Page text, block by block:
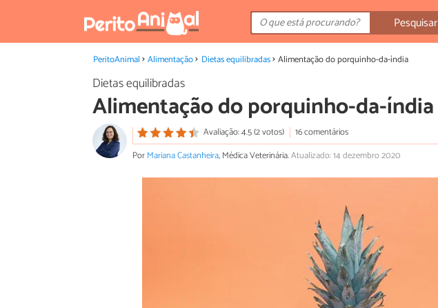
Pesquisar
PeritoAnimal Alimentação Dietas equilibradas Alimentação do porquinho-da-índia
Dietas equilibradas
Alimentação do porquinho-da-índia
Avaliação: 4.5 (2 votos)
16 comentários
PorMariana Castanheira, Médica Veterinária.Atualizado: 14 dezembro 2020